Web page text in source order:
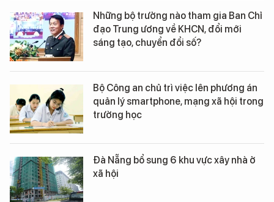
Những bộ trưởng nào tham gia Ban Chỉ
đạo Trung ương về KHCN, đổi mới
sáng tạo, chuyển đổi số?
Bộ Công an chủ trì việc lên phương án
quản lý smartphone, mạng xã hội trong
trường học
Đà Nẵng bổ sung 6 khu vực xây nhà ở
xã hội